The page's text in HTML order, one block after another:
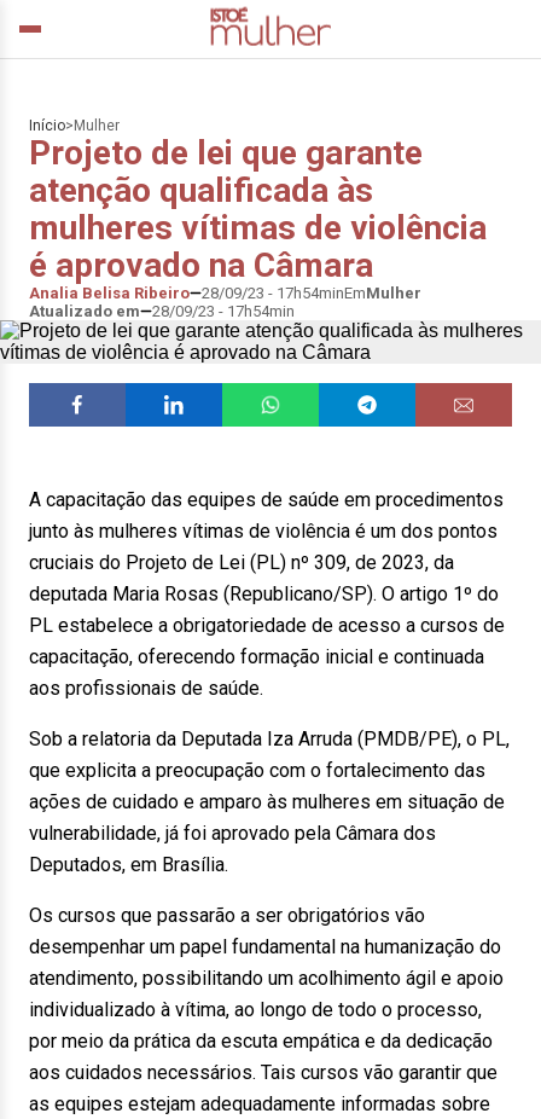
Início> Mulher
Projeto de lei que garante
atenção qualificada às
mulheres vítimas de violência
é aprovado na Câmara
Analia Belisa Ribeiro 28/09/23 - 17h54minEmMulher
Atualizado em
28/09/23 - 17h54min
A capacitação das equipes de saúde em procedimentos
junto às mulheres vítimas de violência é um dos pontos
cruciais do Projeto de Lei (PL) nº 309, de 2023, da
deputada Maria Rosas (Republicano/SP). O artigo 1º do
PL estabelece a obrigatoriedade de acesso a cursos de
capacitação, oferecendo formação inicial e continuada
aos profissionais de saúde.
Sob a relatoria da Deputada Iza Arruda (PMDB/PE), o PL,
que explicita a preocupação com o fortalecimento das
ações de cuidado e amparo às mulheres em situação de
vulnerabilidade, já foi aprovado pela Câmara dos
Deputados, em Brasília.
Os cursos que passarão a ser obrigatórios vão
desempenhar um papel fundamental na humanização do
atendimento, possibilitando um acolhimento ágil e apoio
individualizado à vítima, ao longo de todo o processo,
por meio da prática da escuta empática e da dedicação
aos cuidados necessários. Tais cursos vão garantir que
as equipes estejam adequadamente informadas sobre